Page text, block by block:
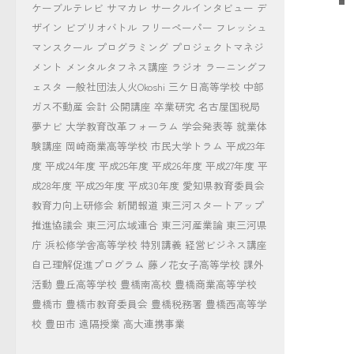
ケーブルテレビ サマカレ サークルインタビュー デ
ザイン ビブリオバトル フリーペーパー フレッシュ
マンスクール プログラミング プロジェクトマネジ
メント メンタルタフネス講座 ラジオ ラーニングフ
ェスタ 一般社団法人火Okoshi 三ケ日高等学校 中部
ガス不動産 会計 公開講座 卒業研究 名古屋国税局
夢ナビ 大学教育改革フォーラム 学会発表等 就業体
験講座 岡崎商業高等学校 市民大学トラム 平成23年
度 平成24年度 平成25年度 平成26年度 平成27年度 平
成28年度 平成29年度 平成30年度 愛知県教育委員会
教育力向上研修会 新聞報道 東三河スタートアップ
推進協議会 東三河広域連合 東三河産業論 東三河県
庁 浜松修学舎高等学校 特別講義 経営ビジネス講座
自己理解促進プログラム 藤ノ花女子高等学校 課外
活動 豊丘高等学校 豊橋南高校 豊橋商業高等学校
豊橋市 豊橋市教育委員会 豊橋税務署 豊橋西高等学
校 豊田市 遠隔授業 高大連携事業